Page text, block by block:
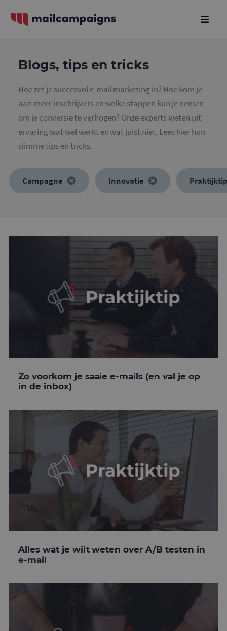
Blogs, tips en tricks
Hoe zet je succesvol e-mail marketing in? Hoe kom je
aan meer inschrijvers en welke stappen kun je nemen
om je conversie te verhogen? Onze experts weten uit
ervaring wat wel werkt en wat juist niet. Lees hier hun
slimme tips en tricks.
Campagne Innovatie
Zo voorkom je saaie e-mails (en val je op
in de inbox)
Alles wat je wilt weten over A/B testen in
e-mail